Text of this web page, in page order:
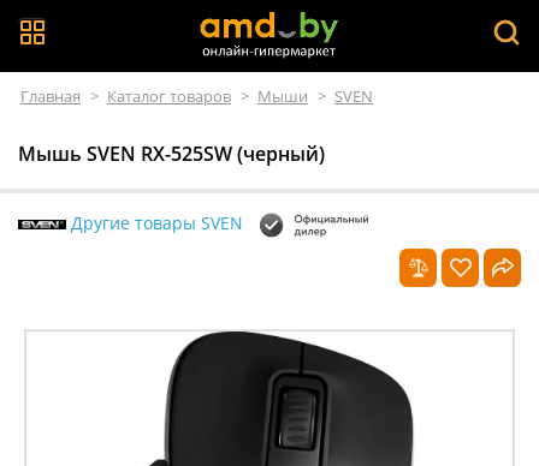
Главная > Каталог товаров > Мыши > SVEN
Мышь SVEN RX-525SW (черный)
Другие товары SVEN